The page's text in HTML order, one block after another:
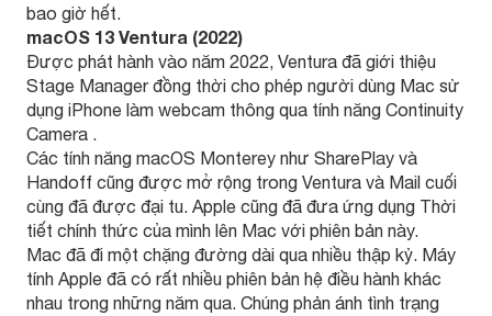
bao giờ hết.
macOS 13 Ventura (2022)
Được phát hành vào năm 2022, Ventura đã giới thiệu
Stage Manager đồng thời cho phép người dùng Mac sử
dụng iPhone làm webcam thông qua tính năng Continuity
Camera .
Các tính năng macOS Monterey như SharePlay và
Handoff cũng được mở rộng trong Ventura và Mail cuối
cùng đã được đại tu. Apple cũng đã đưa ứng dụng Thời
tiết chính thức của mình lên Mac với phiên bản này.
Mac đã đi một chặng đường dài qua nhiều thập kỷ. Máy
tính Apple đã có rất nhiều phiên bản hệ điều hành khác
nhau trong những năm qua. Chúng phản ánh tình trạng